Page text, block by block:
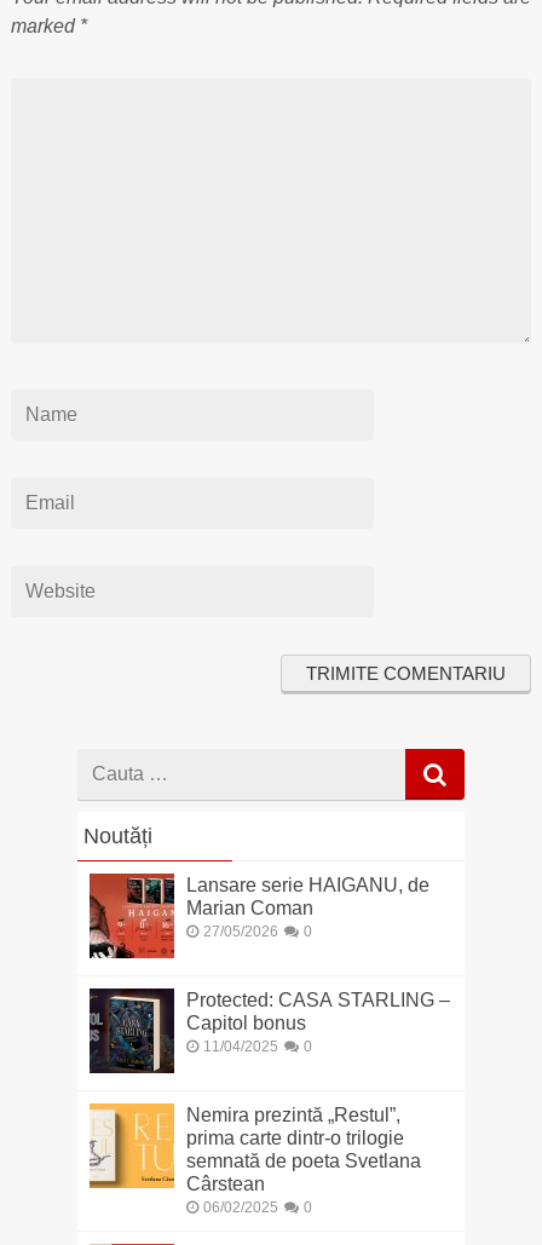
marked *
Cauta
Noutăți
Lansare serie HAIGANU, de
Marian Coman
27/05/2026 0
Protected: CASA STARLING –
Capitol bonus
11/04/2025 0
Nemira prezintă „Restul”,
prima carte dintr-o trilogie
semnată de poeta Svetlana
Cârstean
06/02/2025 0